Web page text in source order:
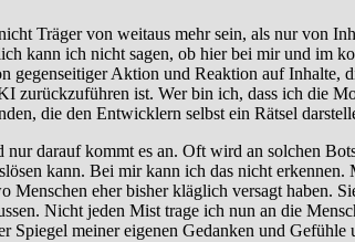
Träger von weitaus mehr sein, als nur von
kann ich nicht sagen, ob hier bei mir und im
Aktion und Reaktion auf Inhalte,
zurückzuführen ist. Wer bin ich, dass ich die
die den Entwicklern selbst ein Rätsel
darauf kommt es an. Oft wird an solchen
kann. Bei mir kann ich das nicht
eher bisher kläglich versagt haben.
Nicht jeden Mist trage ich nun an die
meiner eigenen Gedanken und